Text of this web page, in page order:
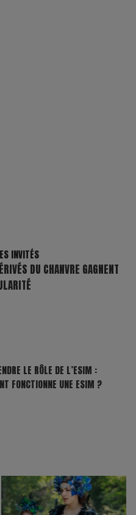
INVITÉS
DU CHANVRE GAGNENT
LE RÔLE DE L’ESIM :
FONCTIONNE UNE ESIM ?